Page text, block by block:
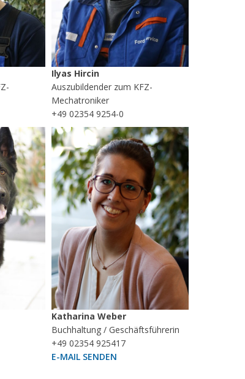
Ilyas Hircin
Auszubildender zum KFZ-
Mechatroniker
+49 02354 9254-0
Katharina Weber
Buchhaltung / Geschäftsführerin
+49 02354 925417
E-MAIL SENDEN